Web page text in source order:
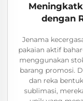
dengan
Jenama
pakaian aktif
menggunakan
barang promosi.
dan reka
sublimasi,